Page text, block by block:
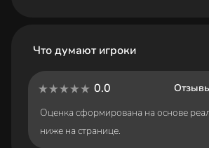
Что думают игроки
0.0
Оценка сформирована на основе
ниже на странице.